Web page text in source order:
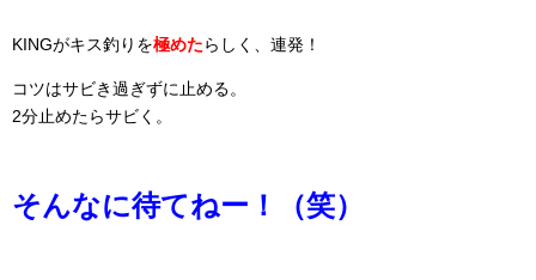
KINGがキス釣りを極めたらしく、連発！
コツはサビき過ぎずに止める。
2分止めたらサビく。
そんなに待てねー！（笑）